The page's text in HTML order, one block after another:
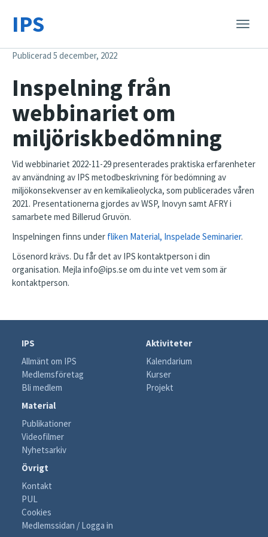
IPS
Toggle
Publicerad 5 december, 2022
Inspelning från
webbinariet om
miljöriskbedömning
Vid webbinariet 2022-11-29 presenterades praktiska erfarenheter
av användning av IPS metodbeskrivning för bedömning av
miljökonsekvenser av en kemikalieolycka, som publicerades våren
2021. Presentationerna gjordes av WSP, Inovyn samt AFRY i
samarbete med Billerud Gruvön.
Inspelningen finns under fliken Material, Inspelade Seminarier.
Lösenord krävs. Du får det av IPS kontaktperson i din
organisation. Mejla info@ips.se om du inte vet vem som är
kontaktperson.
IPS
Allmänt om IPS
Medlemsföretag
Bli medlem
Aktiviteter
Kalendarium
Kurser
Projekt
Material
Publikationer
Videofilmer
Nyhetsarkiv
Övrigt
Kontakt
PUL
Cookies
Medlemssidan / Logga in